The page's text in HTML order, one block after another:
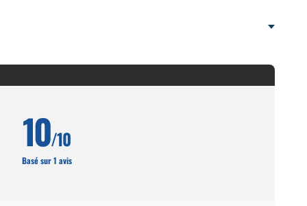
10/10
Basé sur 1 avis